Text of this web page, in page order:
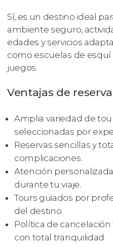
Sí, es un destino ideal
ambiente seguro,
edades y servicios
como escuelas de
juegos.
Ventajas de
Amplia variedad de
seleccionadas por
Reservas sencillas y
complicaciones.
Atención
durante tu viaje.
Tours guiados por
del destino.
Política de
con total tranquilidad.